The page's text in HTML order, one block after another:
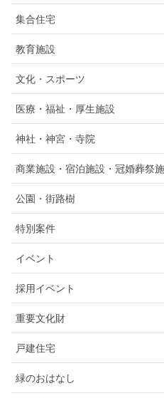
集合住宅
教育施設
文化・スポーツ
医療・福祉・厚生施設
神社・神宮・寺院
商業施設・宿泊施設・冠婚葬祭
公園・街路樹
特別案件
イベント
採用イベント
重要文化財
戸建住宅
緑のおはなし